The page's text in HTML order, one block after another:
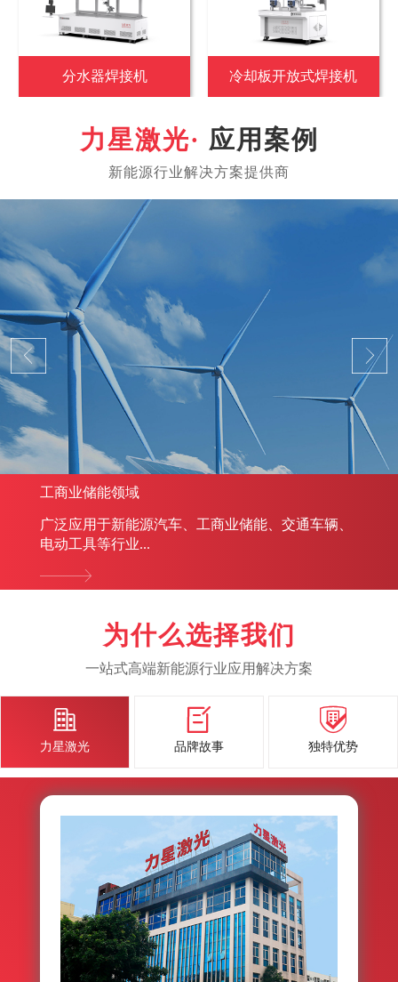
分水器焊接机 冷却板开放式焊接机
应用案例
工商业储能领域
广泛应用于新能源汽车、工商业储能、交通车辆、
电动工具等行业...
为什么选择我们
一站式高端新能源行业应用解决方案

力星激光

品牌故事

独特优势